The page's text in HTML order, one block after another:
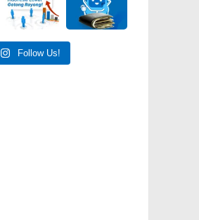
Follow Us!